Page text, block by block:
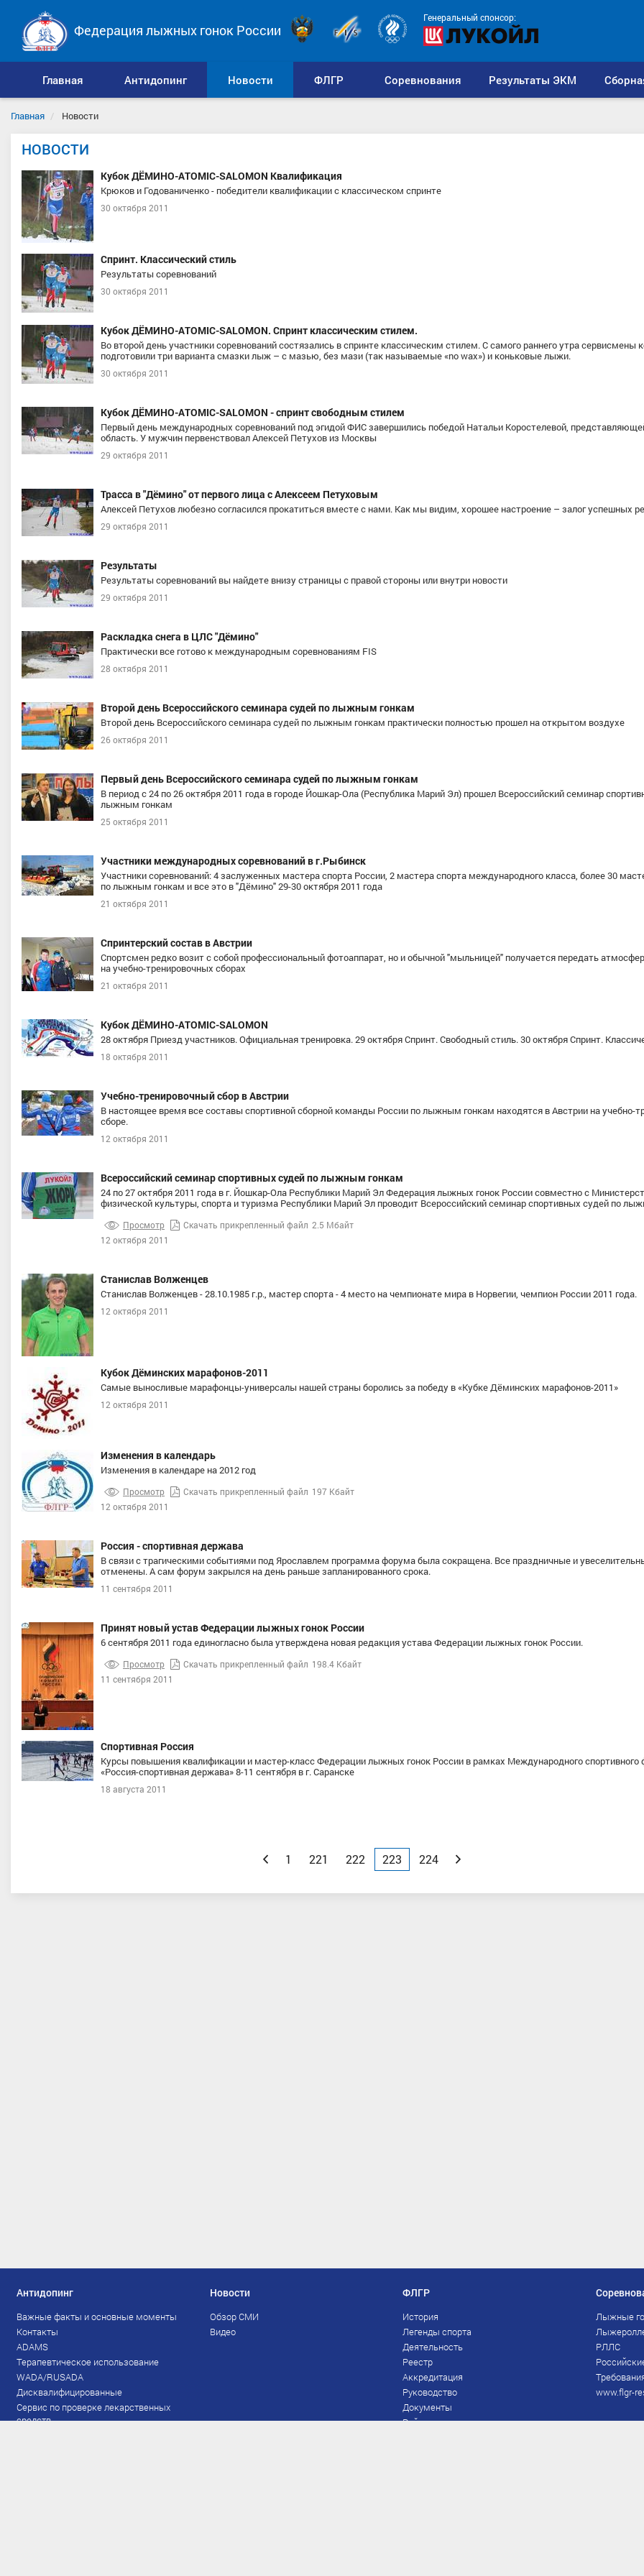
Генеральный спонсор:
Федерация лыжных гонок России
Главная Антидопинг Новости ФЛГР Соревнования Результаты ЭКМ
Главная Новости
НОВОСТИ
Кубок ДЁМИНО-ATOMIC-SALOMON Квалификация
Крюков и Годованиченко - победители квалификации с классическом спринте
30 октября 2011
Спринт. Классический стиль
Результаты соревнований
30 октября 2011
Кубок ДЁМИНО-ATOMIC-SALOMON. Спринт классическим стилем.
Во второй день участники соревнований состязались в спринте классическим стилем. С самого раннего утра сервисмены
подготовили три варианта смазки лыж – с мазью, без мази (так называемые «no wax») и коньковые лыжи.
30 октября 2011
Кубок ДЁМИНО-ATOMIC-SALOMON - спринт свободным стилем
Первый день международных соревнований под эгидой ФИС завершились победой Натальи Коростелевой,
область. У мужчин первенствовал Алексей Петухов из Москвы
29 октября 2011
Трасса в "Дёмино" от первого лица с Алексеем Петуховым
Алексей Петухов любезно согласился прокатиться вместе с нами. Как мы видим, хорошее настроение – залог успешных
29 октября 2011
Результаты
Результаты соревнований вы найдете внизу страницы с правой стороны или внутри новости
29 октября 2011
Раскладка снега в ЦЛС "Дёмино"
Практически все готово к международным соревнованиям FIS
28 октября 2011
Второй день Всероссийского семинара судей по лыжным гонкам
Второй день Всероссийского семинара судей по лыжным гонкам практически полностью прошел на открытом воздухе
26 октября 2011
Первый день Всероссийского семинара судей по лыжным гонкам
В период с 24 по 26 октября 2011 года в городе Йошкар-Ола (Республика Марий Эл) прошел Всероссийский семинар
лыжным гонкам
25 октября 2011
Участники международных соревнований в г.Рыбинск
Участники соревнований: 4 заслуженных мастера спорта России, 2 мастера спорта международного класса, более 30
по лыжным гонкам и все это в "Дёмино" 29-30 октября 2011 года
21 октября 2011
Спринтерский состав в Австрии
Спортсмен редко возит с собой профессиональный фотоаппарат, но и обычной "мыльницей" получается передать
на учебно-тренировочных сборах
21 октября 2011
Кубок ДЁМИНО-ATOMIC-SALOMON
28 октября Приезд участников. Официальная тренировка. 29 октября Спринт. Свободный стиль. 30 октября Спринт.
18 октября 2011
Учебно-тренировочный сбор в Австрии
В настоящее время все составы спортивной сборной команды России по лыжным гонкам находятся в Австрии на учебно-
сборе.
12 октября 2011
Всероссийский семинар спортивных судей по лыжным гонкам
24 по 27 октября 2011 года в г. Йошкар-Ола Республики Марий Эл Федерация лыжных гонок России совместно с
физической культуры, спорта и туризма Республики Марий Эл проводит Всероссийский семинар спортивных судей по
Просмотр Скачать прикрепленный файл 2.5 Мбайт
12 октября 2011
Станислав Волженцев
Станислав Волженцев - 28.10.1985 г.р., мастер спорта - 4 место на чемпионате мира в Норвегии, чемпион России 2011 года.
12 октября 2011
Кубок Дёминских марафонов-2011
Самые выносливые марафонцы-универсалы нашей страны боролись за победу в «Кубке Дёминских марафонов-2011»
12 октября 2011
Изменения в календарь
Изменения в календаре на 2012 год
Просмотр Скачать прикрепленный файл 197 Кбайт
12 октября 2011
Россия - спортивная держава
В связи с трагическими событиями под Ярославлем программа форума была сокращена. Все праздничные и
отменены. А сам форум закрылся на день раньше запланированного срока.
11 сентября 2011
Принят новый устав Федерации лыжных гонок России
6 сентября 2011 года единогласно была утверждена новая редакция устава Федерации лыжных гонок России.
Просмотр Скачать прикрепленный файл 198.4 Кбайт
11 сентября 2011
Спортивная Россия
Курсы повышения квалификации и мастер-класс Федерации лыжных гонок России в рамках Международного спортивного
«Россия-спортивная держава» 8-11 сентября в г. Саранске
18 августа 2011
Назад
1 221 222 223 224 Вперед
Екатерина Алексеевна
область, г. Тюмень
Северо-Западный, Республика Коми с.
Усть-Цильма
Поздеев
Антидопинг
Важные факты и основные моменты
Контакты
ADAMS
Терапевтическое использование
WADA/RUSADA
Дисквалифицированные
Сервис по проверке лекарственных
средств
Новости
Обзор СМИ
Видео
ФЛГР
История
Легенды спорта
Деятельность
Реестр
Аккредитация
Руководство
Документы
Рейтинг
Лыжные
РЛЛС
www.flgr-